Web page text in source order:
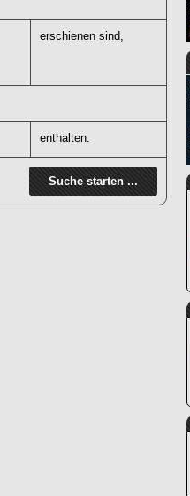
erschienen sind,
enthalten.